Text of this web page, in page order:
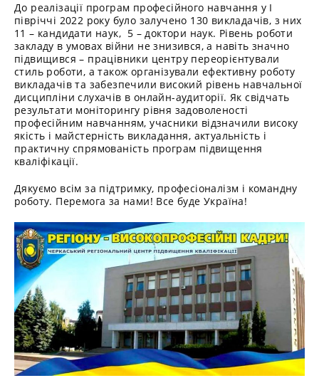
До реалізації програм професійного навчання у І
півріччі 2022 року було залучено 130 викладачів, з них
11 – кандидати наук, 5 – доктори наук. Рівень роботи
закладу в умовах війни не знизився, а навіть значно
підвищився – працівники центру переорієнтували
стиль роботи, а також організували ефективну роботу
викладачів та забезпечили високий рівень навчальної
дисципліни слухачів в онлайн-аудиторії. Як свідчать
результати моніторингу рівня задоволеності
професійним навчанням, учасники відзначили високу
якість і майстерність викладання, актуальність і
практичну спрямованість програм підвищення
кваліфікації.
Дякуємо всім за підтримку, професіоналізм і командну
роботу. Перемога за нами! Все буде Україна!